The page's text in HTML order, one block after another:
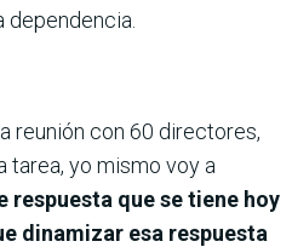
reunión con 60 directores,
tarea, yo mismo voy a
respuesta que se tiene hoy
dinamizar esa respuesta